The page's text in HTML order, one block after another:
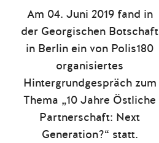
Am 04. Juni 2019 fand in
der Georgischen Botschaft
in Berlin ein von Polis180
organisiertes
Hintergrundgespräch zum
Thema „10 Jahre Östliche
Partnerschaft: Next
Generation?“ statt.